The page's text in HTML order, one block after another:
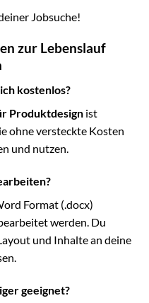
Jobsuche!
zur Lebenslauf
kostenlos?
Produktdesign ist
ohne versteckte Kosten
und nutzen.
Format (.docx)
werden. Du
und Inhalte an deine
geeignet?